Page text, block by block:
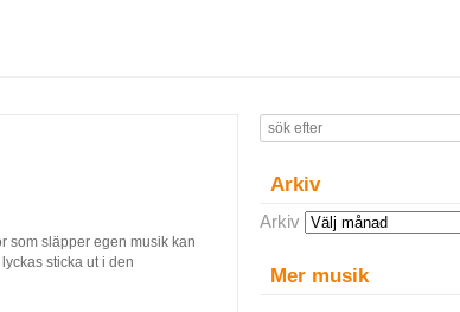
som släpper egen musik kan
sticka ut i den
Arkiv
Arkiv
Mer musik